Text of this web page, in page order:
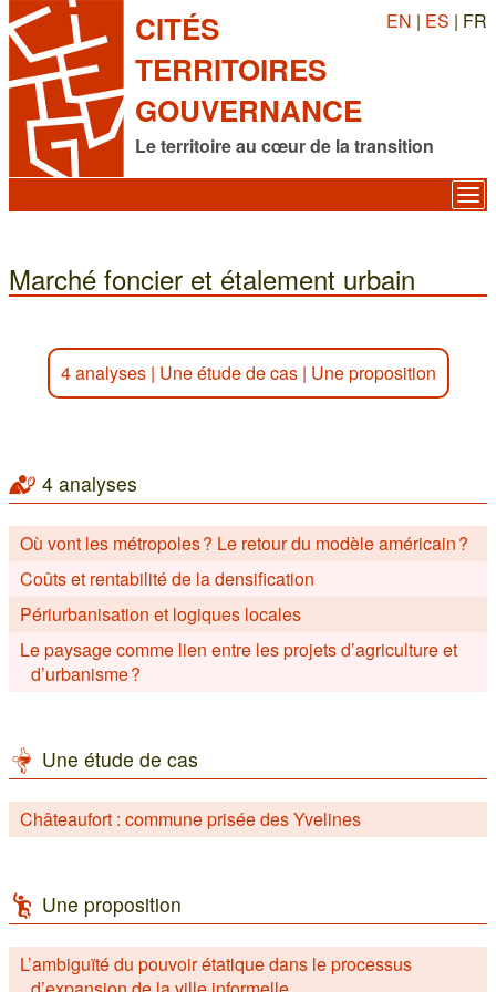
CITÉS
TERRITOIRES
GOUVERNANCE
Le territoire au cœur de la transition
EN | ES | FR
Marché foncier et étalement urbain
4 analyses| Une étude de cas| Une proposition
4 analyses
Où vont les métropoles ? Le retour du modèle américain ?
Coûts et rentabilité de la densification
Périurbanisation et logiques locales
Le paysage comme lien entre les projets d’agriculture et
d’urbanisme ?
Une étude de cas
Châteaufort : commune prisée des Yvelines
Une proposition
L’ambiguïté du pouvoir étatique dans le processus